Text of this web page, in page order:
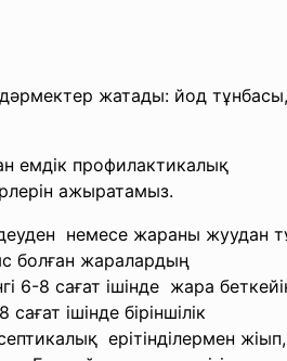
жатады: йод
емдік профилактикалық
ажыратамыз.
немесе жараны жуудан
болған жаралардың
6-8 сағат ішінде жара
ішінде біріншілік
ерітінділермен жіып,